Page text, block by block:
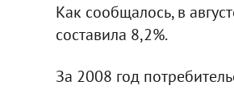
Как сообщалось, в
составила 8,2%.
За 2008 год